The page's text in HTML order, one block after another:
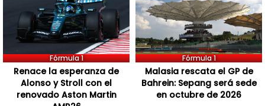
Fórmula 1
Renace la esperanza de
Alonso y Stroll con el
renovado Aston Martin
Fórmula 1
Malasia rescata el GP de
Bahrein: Sepang será sede
en octubre de 2026